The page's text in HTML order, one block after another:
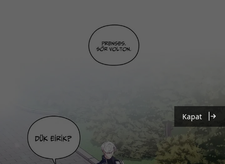
Kapat